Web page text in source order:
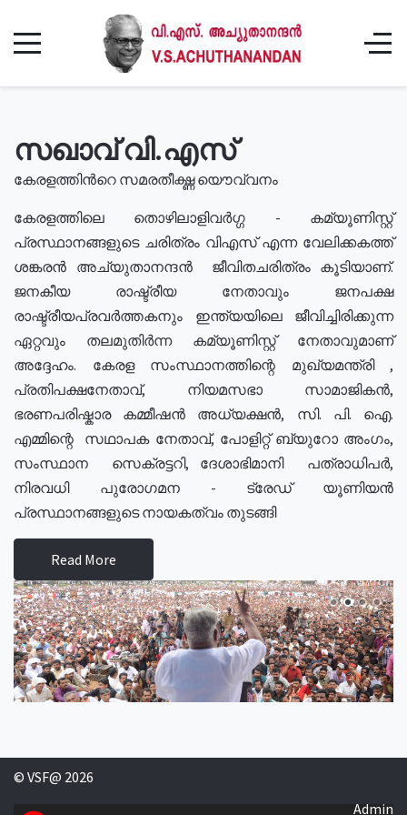
സഖാവ് വി.എസ്
കേരളത്തിൻറെ സമരതീക്ഷ്ണ യൌവ്വനം
കേരളത്തിലെ തൊഴിലാളിവർഗ്ഗ - കമ്യൂണിസ്റ്റ്
പ്രസ്ഥാനങ്ങളുടെ ചരിത്രം വിഎസ് എന്ന വേലിക്കകത്ത്
ശങ്കരൻ അച്യുതാനന്ദൻ ജീവിതചരിത്രം കൂടിയാണ്.
ജനകീയ രാഷ്ട്രീയ നേതാവും ജനപക്ഷ
രാഷ്ട്രീയപ്രവർത്തകനും ഇന്ത്യയിലെ ജീവിച്ചിരിക്കുന്ന
ഏറ്റവും തലമുതിർന്ന കമ്യൂണിസ്റ്റ് നേതാവുമാണ്
അദ്ദേഹം. കേരള സംസ്ഥാനത്തിന്റെ മുഖ്യമന്ത്രി ,
പ്രതിപക്ഷനേതാവ്, നിയമസഭാ സാമാജികൻ,
ഭരണപരിഷ്കാര കമ്മീഷൻ അധ്യക്ഷൻ, സി. പി. ഐ.
എമ്മിന്റെ സഥാപക നേതാവ്, പോളിറ്റ് ബ്യുറോ അംഗം,
സംസ്ഥാന സെക്രട്ടറി, ദേശാഭിമാനി പത്രാധിപർ,
നിരവധി പുരോഗമന - ട്രേഡ് യൂണിയൻ
പ്രസ്ഥാനങ്ങളുടെ നായകത്വം തുടങ്ങി
Read More
© VSF@ 2026
Admin